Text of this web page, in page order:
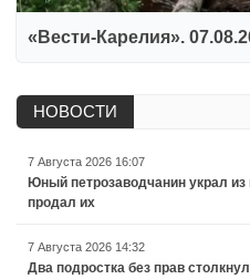
«Вести-Карелия».
НОВОСТИ
7 Августа 2026 16:07
Юный петрозаводчанин украл из
продал их
7 Августа 2026 14:32
Два подростка без прав